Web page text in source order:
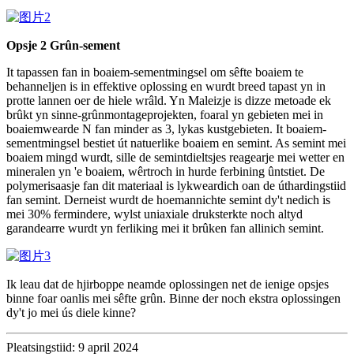
Opsje 2 Grûn-sement
It tapassen fan in boaiem-sementmingsel om sêfte boaiem te
behanneljen is in effektive oplossing en wurdt breed tapast yn in
protte lannen oer de hiele wrâld. Yn Maleizje is dizze metoade ek
brûkt yn sinne-grûnmontageprojekten, foaral yn gebieten mei in
boaiemwearde N fan minder as 3, lykas kustgebieten. It boaiem-
sementmingsel bestiet út natuerlike boaiem en semint. As semint mei
boaiem mingd wurdt, sille de semintdieltsjes reagearje mei wetter en
mineralen yn 'e boaiem, wêrtroch in hurde ferbining ûntstiet. De
polymerisaasje fan dit materiaal is lykweardich oan de úthardingstiid
fan semint. Derneist wurdt de hoemannichte semint dy't nedich is
mei 30% fermindere, wylst uniaxiale druksterkte noch altyd
garandearre wurdt yn ferliking mei it brûken fan allinich semint.
Ik leau dat de hjirboppe neamde oplossingen net de ienige opsjes
binne foar oanlis mei sêfte grûn. Binne der noch ekstra oplossingen
dy't jo mei ús diele kinne?
Pleatsingstiid: 9 april 2024